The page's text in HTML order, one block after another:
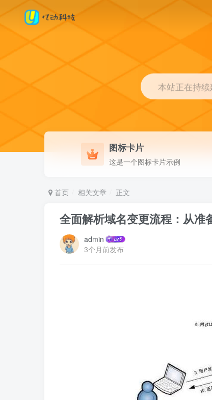
本站正在持
图标卡片
这是一个图标卡片示例
首页 相关文章 正文
全面解析域名变更流程：从准
admin
3个月前发布